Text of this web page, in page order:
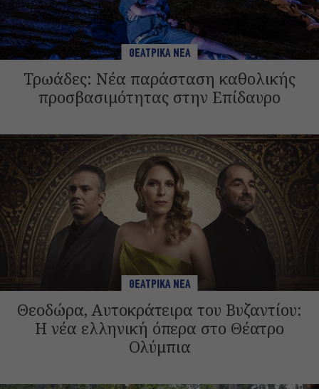
ΘΕΑΤΡΙΚΑ ΝΕΑ
Τρωάδες: Νέα παράσταση καθολικής
προσβασιμότητας στην Επίδαυρο
ΘΕΑΤΡΙΚΑ ΝΕΑ
Θεοδώρα, Αυτοκράτειρα του Βυζαντίου:
Η νέα ελληνική όπερα στο Θέατρο
Ολύμπια